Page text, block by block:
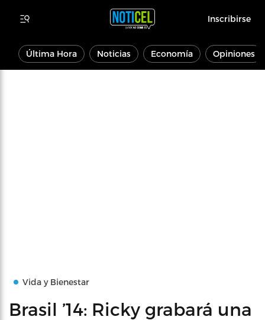
Inscribirse
Última Hora Noticias Economía Opiniones
Vida y Bienestar
Brasil ’14: Ricky grabará una